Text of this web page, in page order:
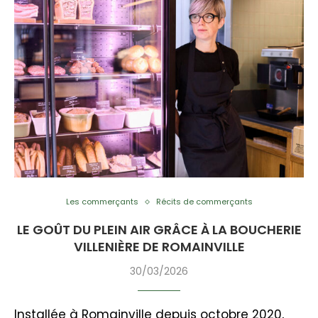
Les commerçants Récits de commerçants
LE GOÛT DU PLEIN AIR GRÂCE À LA BOUCHERIE
VILLENIÈRE DE ROMAINVILLE
30/03/2026
Installée à Romainville depuis octobre 2020,